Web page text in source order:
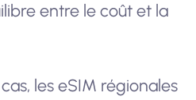
entre le coût et la
les eSIM régionales